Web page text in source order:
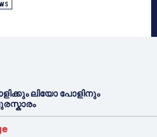
ലിയോ പോളിനും